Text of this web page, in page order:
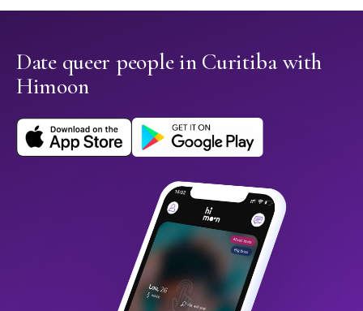
Date queer people in Curitiba with
Himoon